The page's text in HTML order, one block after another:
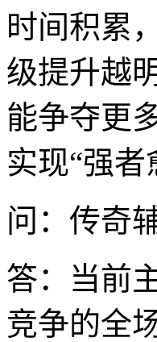
时间积累
级提升越
能争夺更
实现“强者
问：传奇
答：当前
竞争的全